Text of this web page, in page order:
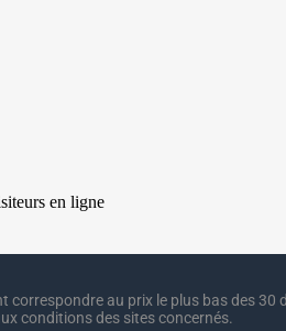
au prix le plus bas des 30
conditions des sites concernés.